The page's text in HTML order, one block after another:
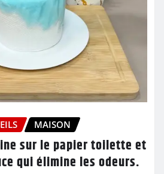
MAISON
sur le papier toilette et
qui élimine les odeurs.